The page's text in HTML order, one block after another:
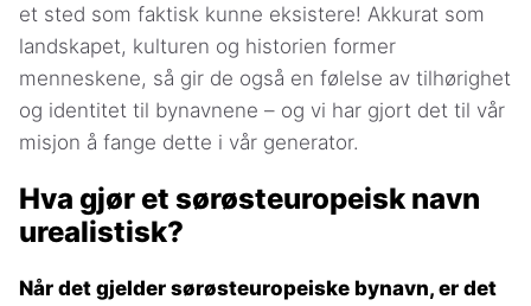
et sted som faktisk kunne eksistere! Akkurat som
landskapet, kulturen og historien former
menneskene, så gir de også en følelse av tilhørighet
og identitet til bynavnene – og vi har gjort det til vår
misjon å fange dette i vår generator.
Hva gjør et sørøsteuropeisk navn
urealistisk?
Når det gjelder sørøsteuropeiske bynavn, er det